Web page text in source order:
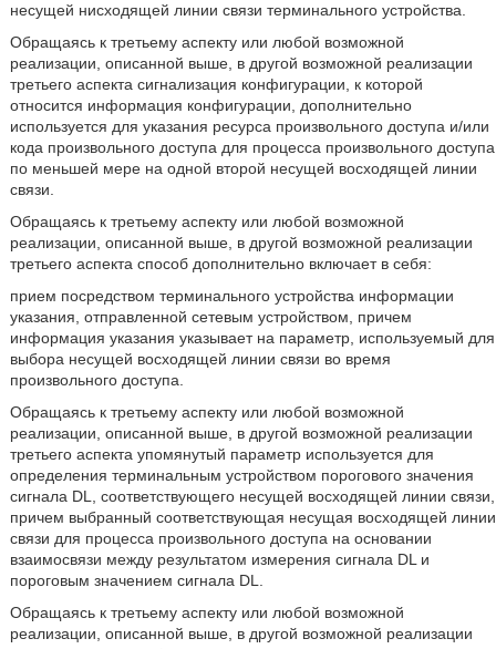
несущей нисходящей линии связи терминального устройства.
Обращаясь к третьему аспекту или любой возможной
реализации, описанной выше, в другой возможной реализации
третьего аспекта сигнализация конфигурации, к которой
относится информация конфигурации, дополнительно
используется для указания ресурса произвольного доступа и/или
кода произвольного доступа для процесса произвольного доступа
по меньшей мере на одной второй несущей восходящей линии
связи.
Обращаясь к третьему аспекту или любой возможной
реализации, описанной выше, в другой возможной реализации
третьего аспекта способ дополнительно включает в себя:
прием посредством терминального устройства информации
указания, отправленной сетевым устройством, причем
информация указания указывает на параметр, используемый для
выбора несущей восходящей линии связи во время
произвольного доступа.
Обращаясь к третьему аспекту или любой возможной
реализации, описанной выше, в другой возможной реализации
третьего аспекта упомянутый параметр используется для
определения терминальным устройством порогового значения
сигнала DL, соответствующего несущей восходящей линии связи,
причем выбранный соответствующая несущая восходящей линии
связи для процесса произвольного доступа на основании
взаимосвязи между результатом измерения сигнала DL и
пороговым значением сигнала DL.
Обращаясь к третьему аспекту или любой возможной
реализации, описанной выше, в другой возможной реализации